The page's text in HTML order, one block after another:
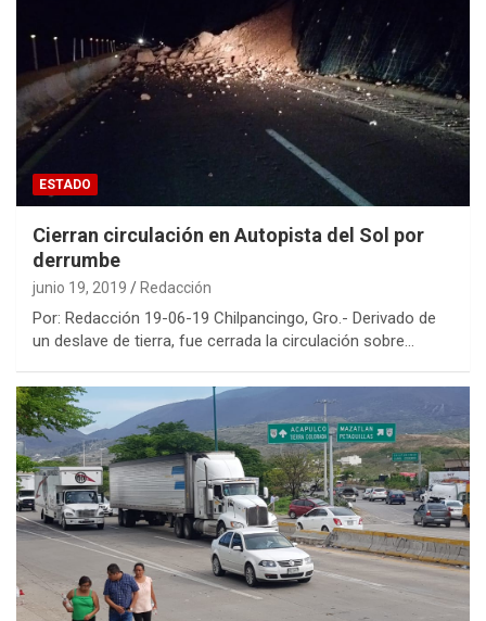
ESTADO
Cierran circulación en Autopista del Sol por
derrumbe
junio 19, 2019 Redacción
Por: Redacción 19-06-19 Chilpancingo, Gro.- Derivado de
un deslave de tierra, fue cerrada la circulación sobre…